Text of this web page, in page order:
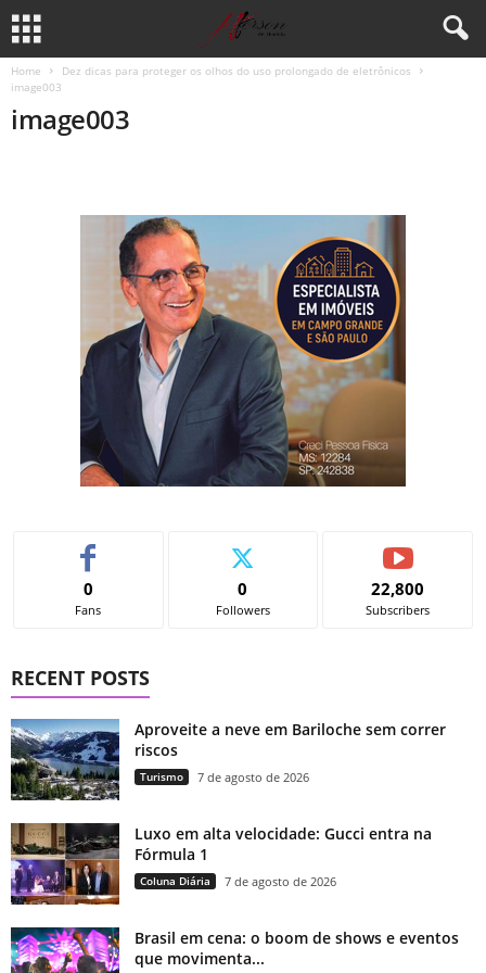
Home
Dez dicas para proteger os olhos do uso prolongado de eletrônicos
image003
image003
0
Fans
0
Followers
22,800
Subscribers
RECENT POSTS
Aproveite a neve em Bariloche sem correr
riscos
Turismo 7 de agosto de 2026
Luxo em alta velocidade: Gucci entra na
Fórmula 1
Coluna Diária 7 de agosto de 2026
Brasil em cena: o boom de shows e eventos
que movimenta...